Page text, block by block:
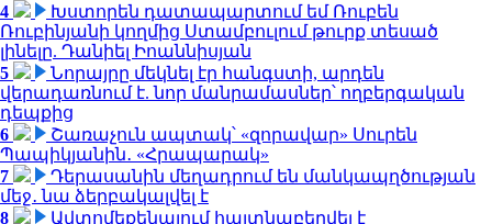
4
Խստորեն դատապարտում եմ Ռուբեն
Ռուբինյանի կողմից Ստամբուլում թուրք տեսած
լինելը. Դանիել Իոաննիսյան
5
Նորայրը մեկնել էր հանգստի, արդեն
վերադառնում է. նոր մանրամասներ՝ ողբերգական
դեպքից
6
Շառաչուն ապտակ՝ «զորավար» Սուրեն
Պապիկյանին․ «Հրապարակ»
7
Դերասանին մեղադրում են մանկապղծության
մեջ․ նա ձերբակալվել է
8
Ավտոմեքենայում հայտնաբերվել է